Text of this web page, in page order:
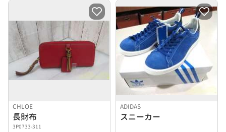
CHLOE
長財布
3P0733-311
ADIDAS
スニーカー